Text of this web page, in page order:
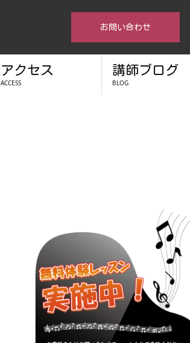
お問い合わせ
アクセス
ACCESS
講師ブログ
BLOG